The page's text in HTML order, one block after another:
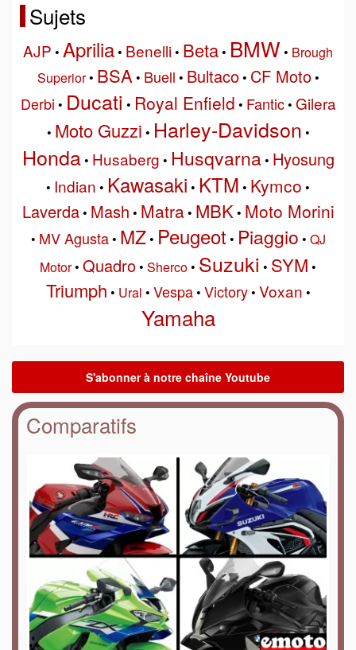
Sujets
AJP • Aprilia• Benelli• Beta• BMW • Brough
Superior• BSA• Buell • Bultaco• CF Moto•
Derbi • Ducati • Royal Enfield • Fantic• Gilera
• Moto Guzzi • Harley-Davidson •
Honda• Husaberg • Husqvarna• Hyosung
• Indian • Kawasaki • KTM • Kymco •
Laverda• Mash • Matra• MBK• Moto Morini
• MV Agusta• MZ• Peugeot • Piaggio • QJ
Motor• Quadro• Sherco• Suzuki • SYM •
Triumph • Ural • Vespa• Victory• Voxan •
Yamaha
Comparatifs